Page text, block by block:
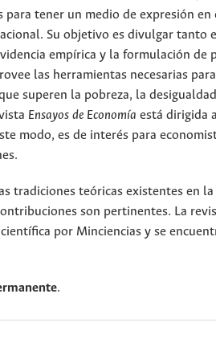
tener un medio de expresión
Su objetivo es divulgar
empírica y la formulación de
las herramientas necesarias
superen la pobreza, la
Ensayos de Economía está dirigida
modo, es de interés para
tradiciones teóricas existentes en
son pertinentes. La
por Minciencias y se
.